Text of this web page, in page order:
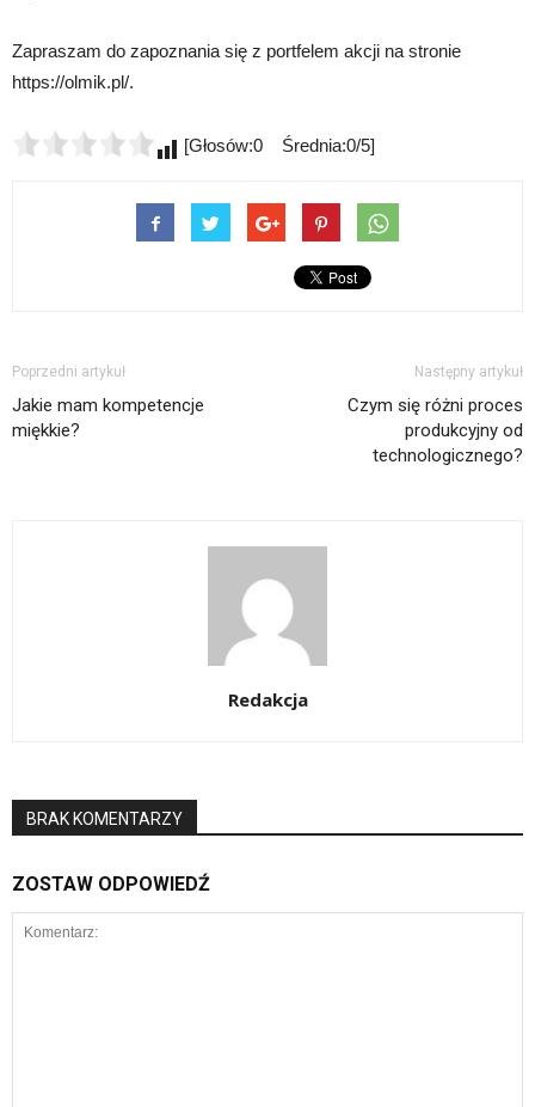
Zapraszam do zapoznania się z portfelem akcji na stronie
https://olmik.pl/.
[Głosów:0 Średnia:0/5]
Poprzedni artykuł
Jakie mam kompetencje
miękkie?
Następny artykuł
Czym się różni proces
produkcyjny od
technologicznego?
Redakcja
BRAK KOMENTARZY
ZOSTAW ODPOWIEDŹ